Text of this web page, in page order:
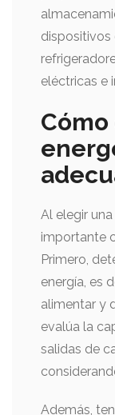
eléctricas e
Al elegir
importante
Primero,
energía, es
alimentar y
evalúa la
salidas de
Además,